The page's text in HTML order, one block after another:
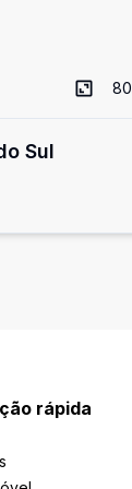
80
Sul
rápida